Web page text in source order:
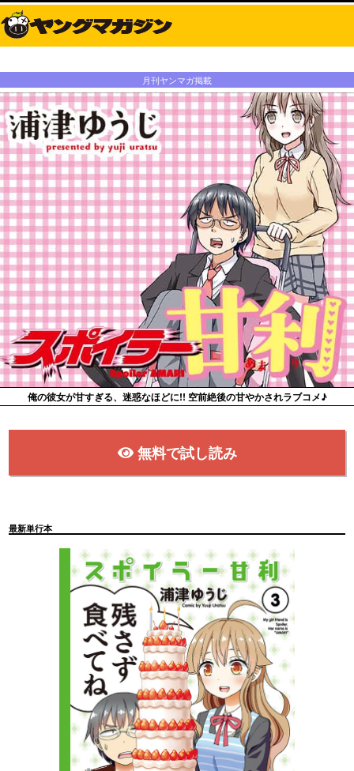
月刊ヤンマガ掲載
俺の彼女が甘すぎる、迷惑なほどに!! 空前絶後の甘やかされラブコメ♪
無料で試し読み
最新単行本